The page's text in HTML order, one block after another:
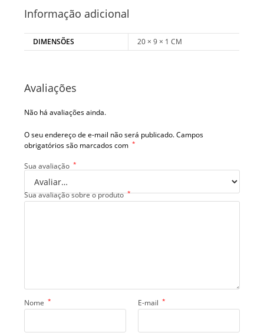
Informação adicional
DIMENSÕES 20 × 9 × 1 CM
Avaliações
Não há avaliações ainda.
O seu endereço de e-mail não será publicado.Campos
obrigatórios são marcados com *
Sua avaliação *
Sua avaliação sobre o produto *
Nome * E-mail *